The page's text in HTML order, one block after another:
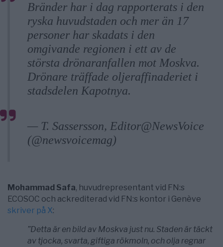
Bränder har i dag rapporterats i den
ryska huvudstaden och mer än 17
personer har skadats i den
omgivande regionen i ett av de
största drönaranfallen mot Moskva.
Drönare träffade oljeraffinaderiet i
stadsdelen Kapotnya.
— T. Sassersson, Editor@NewsVoice
(@newsvoicemag)
Mohammad Safa, huvudrepresentant vid FN:s
ECOSOC och ackrediterad vid FN:s kontor i Genève
skriver på X:
”Detta är en bild av Moskva just nu. Staden är täckt
av tjocka, svarta, giftiga rökmoln, och olja regnar